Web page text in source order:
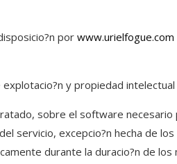
por www.urielfogue.com
y propiedad
sobre el software necesario
servicio, excepcio?n hecha de
durante la duracio?n de los